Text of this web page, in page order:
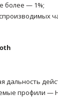
более — 1%;
дальность
профили —